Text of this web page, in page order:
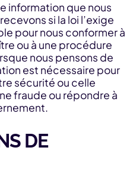
information que nous
si la loi l’exige
pour nous conformer à
ou à une procédure
nous pensons de
est nécessaire pour
sécurité ou celle
fraude ou répondre à
DE